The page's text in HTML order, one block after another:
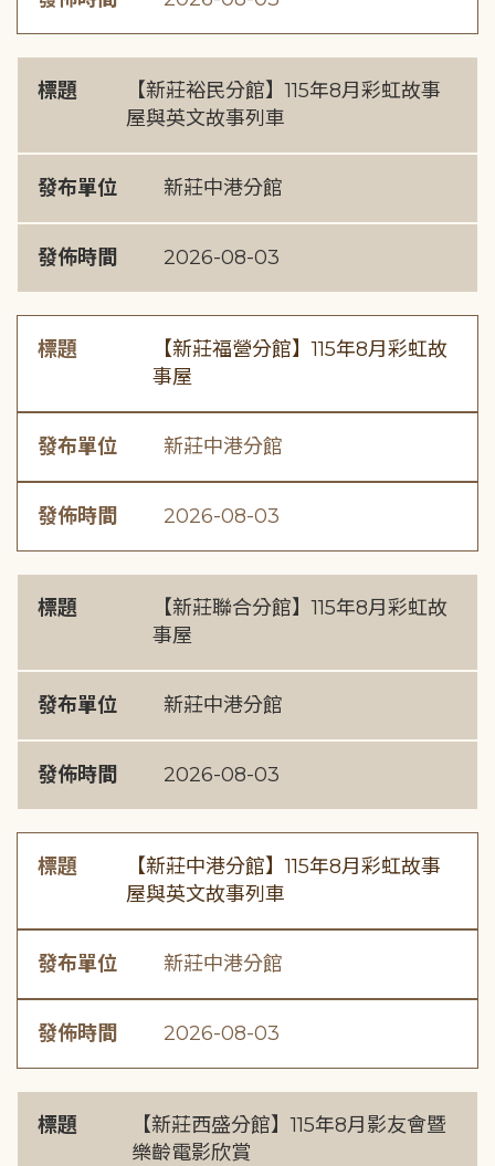
標題
【新莊裕民分館】115年8月彩虹故事
屋與英文故事列車
發布單位 新莊中港分館
發佈時間 2026-08-03
標題
【新莊福營分館】115年8月彩虹故
事屋
發布單位 新莊中港分館
發佈時間 2026-08-03
標題
【新莊聯合分館】115年8月彩虹故
事屋
發布單位 新莊中港分館
發佈時間 2026-08-03
標題
【新莊中港分館】115年8月彩虹故事
屋與英文故事列車
發布單位 新莊中港分館
發佈時間 2026-08-03
標題
【新莊西盛分館】115年8月影友會暨
樂齡電影欣賞